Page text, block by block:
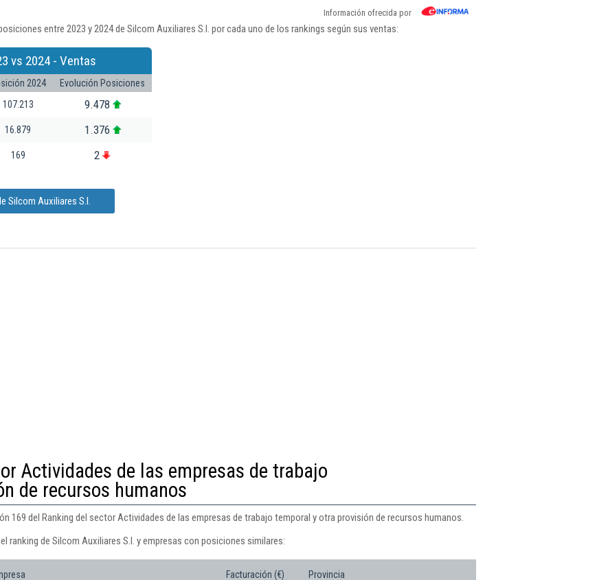
Información ofrecida por
entre 2023 y 2024 de Silcom Auxiliares S.l. por cada uno de los rankings según sus ventas:
vs 2024 - Ventas
2024
Evolución Posiciones
107.213 9.478
16.879 1.376
169 2
Silcom Auxiliares S.l.
Actividades de las empresas de trabajo
de recursos humanos
169 del Ranking del sector Actividades de las empresas de trabajo temporal y otra provisión de recursos humanos.
ranking de Silcom Auxiliares S.l. y empresas con posiciones similares:
Facturación (€) Provincia